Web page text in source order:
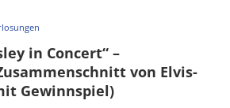
in Concert“ –
von Elvis-
Gewinnspiel)